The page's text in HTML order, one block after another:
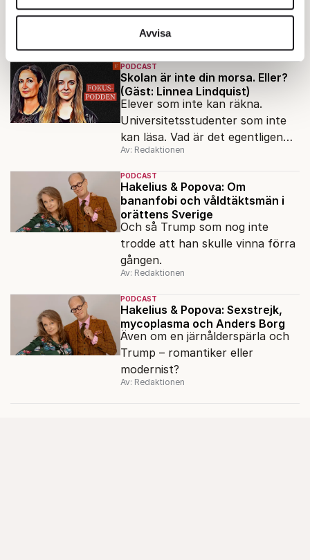
vidarebefordrar även sådana identifierare och annan
information från din enhet till de sociala medier och
annons- och analysföretag som vi samarbetar med.
Dessa kan i sin tur kombinera informationen med annan
information som du har tillhandahållit eller som de har
samlat in när du har använt deras tjänster.
Om du vill läsa mer om hur vi hanterar personuppgifter
Avvisa
som gått tillsammans med Axess
chefredaktör Nina Solomin.
Av: Redaktionen
PODCAST
Skolan är inte din morsa. Eller?
(Gäst: Linnea Lindquist)
Elever som inte kan räkna.
Universitetsstudenter som inte
kan läsa. Vad är det egentligen
för fel på skolan? Förortsrektorn
Linnea Lindquist gästar
Fokuspodden för att reda ut var
felet egentligen ligger.
Av: Redaktionen
PODCAST
Hakelius & Popova: Om
bananfobi och våldtäktsmän i
orättens Sverige
Och så Trump som nog inte
trodde att han skulle vinna förra
gången.
Av: Redaktionen
PODCAST
Hakelius & Popova: Sexstrejk,
mycoplasma och Anders Borg
Även om en järnålderspärla och
Trump – romantiker eller
modernist?
Av: Redaktionen